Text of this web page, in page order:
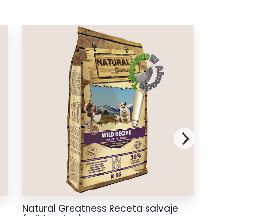
Natural Greatness Receta salvaje